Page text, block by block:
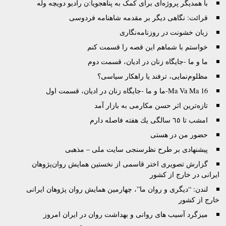
با همدیگر پروژه‌‌ای برای کمک به پناهجویا:ن رادیو دویچه وله
قرائت: نگاهی دیگر بر مقدمه شاهنامه فردوسی
زبان خشونت در روزنامه‌نگاری
خواستم با شماهم این قصه را قسمت کنم
ما و ما -جایگاه‌ زنان در ادیان، قسمت دوم
مظلوم‌نمایی، ترفند یا راهکار سیاسی؟
Ma Va Ma 16-ما و ما -جایگاه‌ زنان در ادیان، قسمت اول
تازه‌ترین اثر حسن مکارمی به بازار آمد
امشب تا ٦٥ سالگى يك هفته فاصله دارم
حضور من در هستی
پیشنهادی بر طرح نظرسنجی سایت ملی – مذهبی
گزارش تصويری اختر قاسمی از نخستين همايش روان‌پژوهان
ايرانی در خارج از کشور
لندن: “دیگری و روان ما”، چهارمین همایش روان پژوهان ایرانی
خارج از کشور
ميزگرد آسيب های روانی و بهداشت روان در ايران امروز